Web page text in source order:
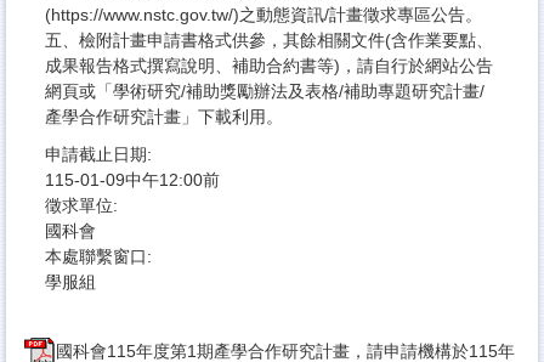
(https://www.nstc.gov.tw/)之動態資訊/計畫徵求專區公告。
五、檢附計畫申請書格式供參，其餘相關文件(含作業要點、
成果報告格式撰寫說明、補助合約書等)，請自行於網站公告
網頁或「學術研究/補助獎勵辦法及表格/補助專題研究計畫/
產學合作研究計畫」下載利用。
申請截止日期:
115-01-09中午12:00前
徵求單位:
國科會
本處聯繫窗口:
學服組
國科會115年度第1期產學合作研究計畫，請申請機構於115年